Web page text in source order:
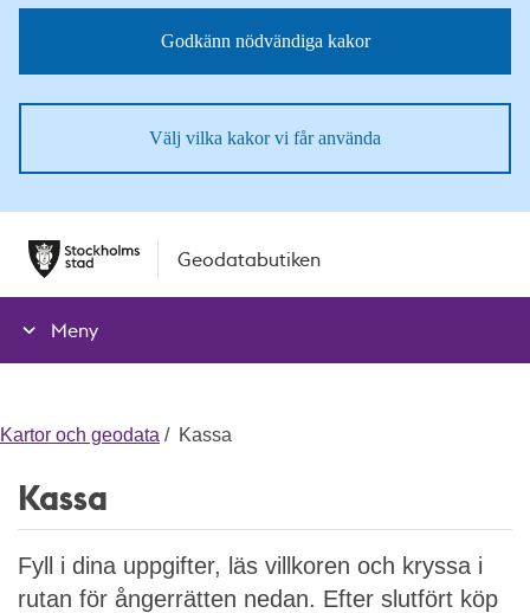
Godkänn nödvändiga kakor
Välj vilka kakor vi får använda
ie
Geodatabutiken
Meny
Kartor och geodata Kassa
Kassa
Fyll i dina uppgifter, läs villkoren och kryssa i
rutan för ångerrätten nedan. Efter slutfört köp